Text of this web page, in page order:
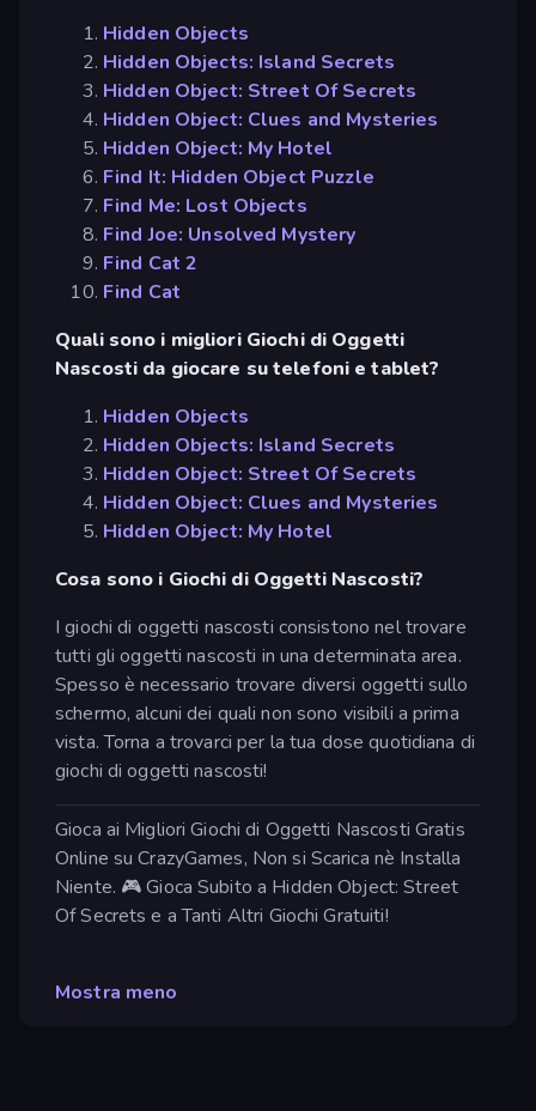
Hidden Objects
Hidden Objects: Island Secrets
Hidden Object: Street Of Secrets
Hidden Object: Clues and Mysteries
Hidden Object: My Hotel
Find It: Hidden Object Puzzle
Find Me: Lost Objects
Find Joe: Unsolved Mystery
Find Cat 2
Find Cat
Quali sono i migliori Giochi di Oggetti
Nascosti da giocare su telefoni e tablet?
Hidden Objects
Hidden Objects: Island Secrets
Hidden Object: Street Of Secrets
Hidden Object: Clues and Mysteries
Hidden Object: My Hotel
Cosa sono i Giochi di Oggetti Nascosti?
I giochi di oggetti nascosti consistono nel trovare
tutti gli oggetti nascosti in una determinata area.
Spesso è necessario trovare diversi oggetti sullo
schermo, alcuni dei quali non sono visibili a prima
vista. Torna a trovarci per la tua dose quotidiana di
giochi di oggetti nascosti!
Gioca ai Migliori Giochi di Oggetti Nascosti Gratis
Online su CrazyGames, Non si Scarica nè Installa
Niente. 🎮 Gioca Subito a Hidden Object: Street
Of Secrets e a Tanti Altri Giochi Gratuiti!
Mostra meno